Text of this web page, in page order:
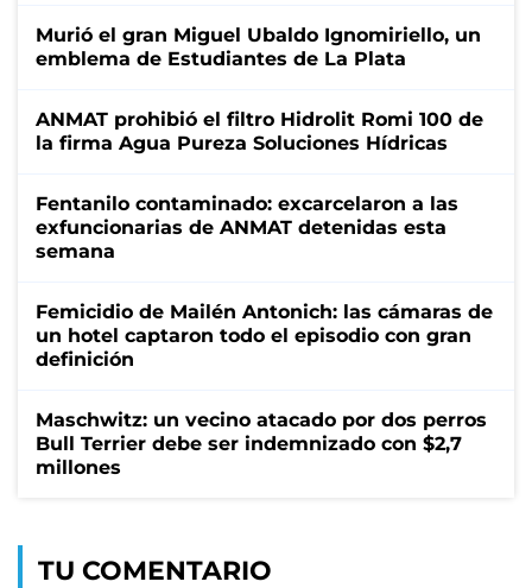
Murió el gran Miguel Ubaldo Ignomiriello, un
emblema de Estudiantes de La Plata
ANMAT prohibió el filtro Hidrolit Romi 100 de
la firma Agua Pureza Soluciones Hídricas
Fentanilo contaminado: excarcelaron a las
exfuncionarias de ANMAT detenidas esta
semana
Femicidio de Mailén Antonich: las cámaras de
un hotel captaron todo el episodio con gran
definición
Maschwitz: un vecino atacado por dos perros
Bull Terrier debe ser indemnizado con $2,7
millones
TU COMENTARIO